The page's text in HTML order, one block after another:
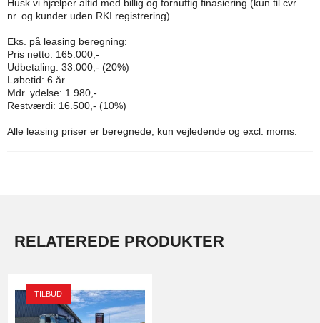
Husk vi hjælper altid med billig og fornuftig finasiering (kun til cvr.
nr. og kunder uden RKI registrering)
Eks. på leasing beregning:
Pris netto: 165.000,-
Udbetaling: 33.000,- (20%)
Løbetid: 6 år
Mdr. ydelse: 1.980,-
Restværdi: 16.500,- (10%)
Alle leasing priser er beregnede, kun vejledende og excl. moms.
RELATEREDE PRODUKTER
TILBUD